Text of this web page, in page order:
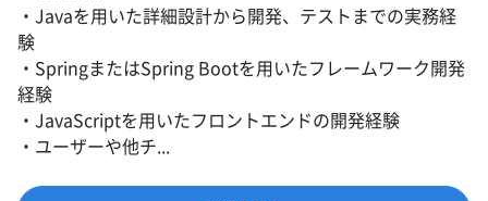
・Javaを用いた詳細設計から開発、テストまでの実務経
験
・SpringまたはSpring Bootを用いたフレームワーク開発
経験
・JavaScriptを用いたフロントエンドの開発経験
・ユーザーや他チ...